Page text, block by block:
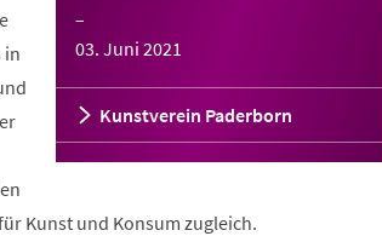
–
03. Juni 2021
Kunstverein Paderborn
in
Kunst und Konsum zugleich.